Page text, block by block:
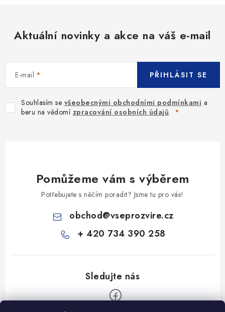
Aktuální novinky a akce na váš e-mail
E-mail
Souhlasím se všeobecnými obchodními podmínkami a
beru na vědomí zpracování osobních údajů.
PŘIHLÁSIT SE
Pomůžeme vám s výběrem
Potřebujete s něčím poradit? Jsme tu pro vás!
obchod@vseprozvire.cz
+ 420 734 390 258